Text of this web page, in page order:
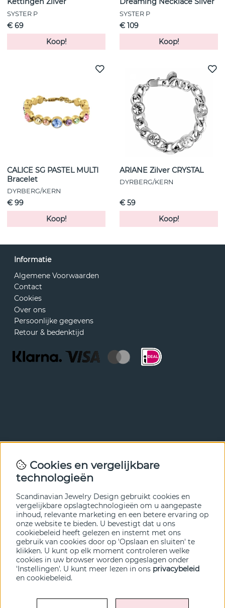
SYSTER P
€ 69
Koop!
SYSTER P
€ 109
Koop!
CALICE SG PASTEL MULTI
Bracelet
DYRBERG/KERN
€ 99
Koop!
ARIANE Zilver CRYSTAL
DYRBERG/KERN
€ 59
Koop!
Informatie
Algemene Voorwaarden
Contact
Cookies
Over ons
Persoonlijke gegevens
Retour & bedenktijd
Met onze nieuwsbrief ben je als eerste op de hoogte van
nieuws en aanbiedingen. Meld je hieronder aan.
VERZENDEN
Cookies en vergelijkbare
technologieën
Scandinavian Jewelry Design gebruikt cookies en
vergelijkbare opslagtechnologieën om u aangepaste
inhoud, relevante marketing en een betere ervaring op
onze website te bieden. U bevestigt dat u ons
cookiebeleid heeft gelezen en instemt met ons
gebruik van cookies door op 'Opslaan en sluiten' te
klikken. U kunt op elk moment controleren welke
cookies in uw browser worden opgeslagen onder
'Instellingen'. U kunt meer lezen in ons privacybeleid
en cookiebeleid.